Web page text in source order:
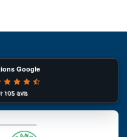
Google
105avis